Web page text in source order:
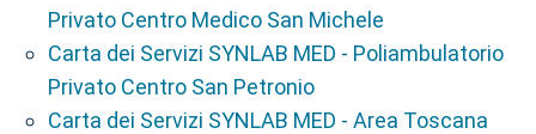
Privato Centro Medico San Michele
Carta dei Servizi SYNLAB MED - Poliambulatorio
Privato Centro San Petronio
Carta dei Servizi SYNLAB MED - Area Toscana